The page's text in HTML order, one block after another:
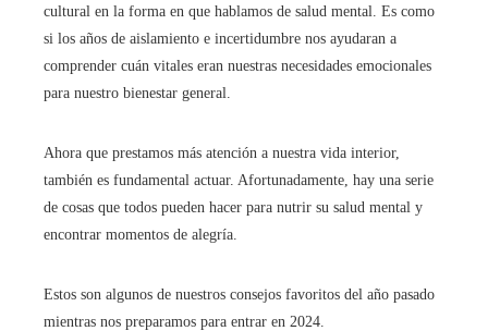
cultural en la forma en que hablamos de salud mental. Es como
si los años de aislamiento e incertidumbre nos ayudaran a
comprender cuán vitales eran nuestras necesidades emocionales
para nuestro bienestar general.
Ahora que prestamos más atención a nuestra vida interior,
también es fundamental actuar. Afortunadamente, hay una serie
de cosas que todos pueden hacer para nutrir su salud mental y
encontrar momentos de alegría.
Estos son algunos de nuestros consejos favoritos del año pasado
mientras nos preparamos para entrar en 2024.